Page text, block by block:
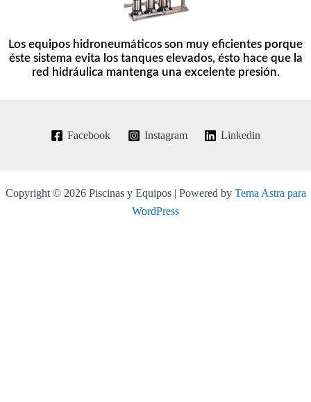
Los equipos hidroneumáticos son muy eficientes porque
éste sistema evita los tanques elevados, ésto hace que la
red hidráulica mantenga una excelente presión.
Facebook Instagram Linkedin
Copyright © 2026 Piscinas y Equipos | Powered by Tema Astra para
WordPress